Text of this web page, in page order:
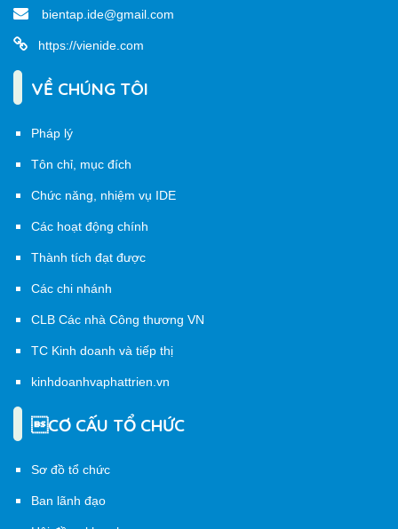
bientap.ide@gmail.com
https://vienide.com
VỀ CHÚNG TÔI
Pháp lý
Tôn chỉ, mục đích
Chức năng, nhiệm vụ IDE
Các hoạt động chính
Thành tích đạt được
Các chi nhánh
CLB Các nhà Công thương VN
TC Kinh doanh và tiếp thị
kinhdoanhvaphattrien.vn
CƠ CẤU TỔ CHỨC
Sơ đồ tổ chức
Ban lãnh đạo